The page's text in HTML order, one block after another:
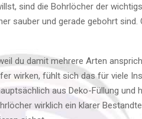
sind die Bohrlöcher der
sauber und gerade gebohrt sind.
du damit mehrere Arten
wirken, fühlt sich das für viele
aus Deko-Füllung und
wirklich ein klarer